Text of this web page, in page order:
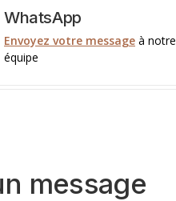
WhatsApp
Envoyez votre message à notre
équipe
message